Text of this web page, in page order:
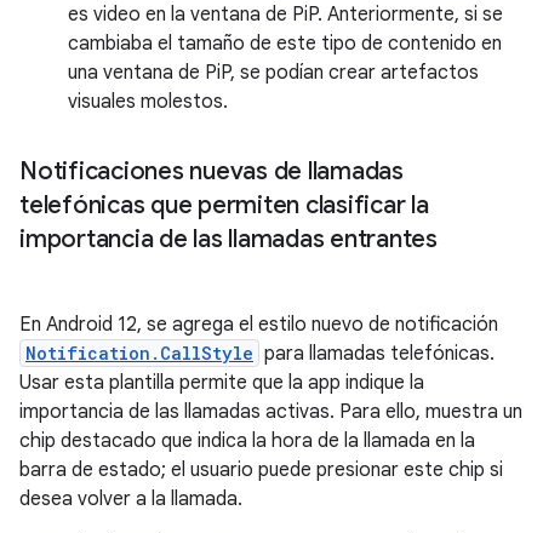
es video en la ventana de PiP. Anteriormente, si se
cambiaba el tamaño de este tipo de contenido en
una ventana de PiP, se podían crear artefactos
visuales molestos.
Notificaciones nuevas de llamadas
telefónicas que permiten clasificar la
importancia de las llamadas entrantes
En Android 12, se agrega el estilo nuevo de notificación
Notification.CallStyle para llamadas telefónicas.
Usar esta plantilla permite que la app indique la
importancia de las llamadas activas. Para ello, muestra un
chip destacado que indica la hora de la llamada en la
barra de estado; el usuario puede presionar este chip si
desea volver a la llamada.